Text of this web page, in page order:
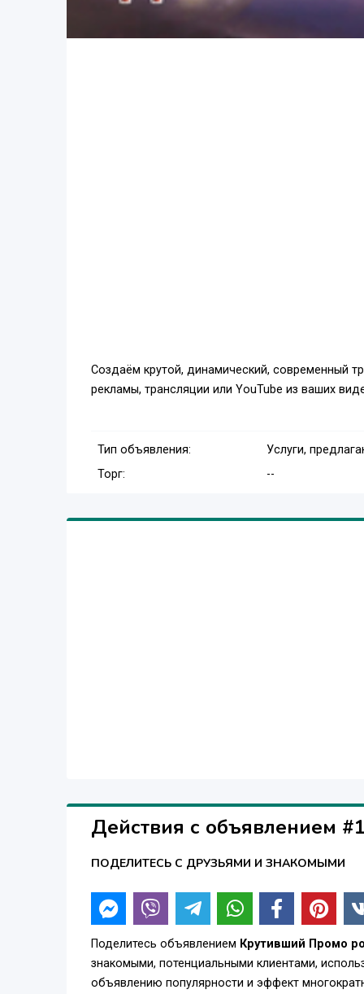
Создаём крутой, динамический, современный
рекламы, трансляции или YouTube из ваших
Тип объявления:
Услуги,
Торг:
--
Действия с объявлением
ПОДЕЛИТЕСЬ С ДРУЗЬЯМИ И ЗНАКОМЫМИ
Поделитесь объявлением Крутивший Промо
знакомыми, потенциальными клиентами,
объявлению популярности и эффект